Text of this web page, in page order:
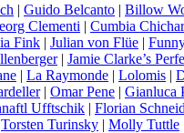
| Guido Belcanto | Billow
Clementi | Cumbia
Fink | Julian von Flüe |
| Jamie Clarke’s
| La Raymonde | Lolomis |
| Omar Pene | Gianluca
Ufftschik | Florian
Torsten Turinsky | Molly Tuttle